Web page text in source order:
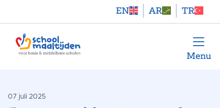
EN AR TR
Menu
07 juli 2025